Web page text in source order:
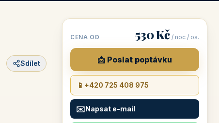
Sdílet
CENA OD 530 Kč / noc / os.
📩 Poslat poptávku
📱 +420 725 408 975
✉️Napsat e-mail